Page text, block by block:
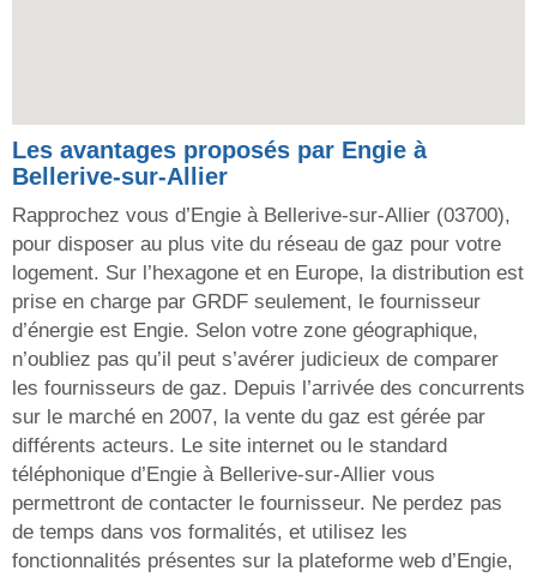
Les avantages proposés par Engie à
Bellerive-sur-Allier
Rapprochez vous d’Engie à Bellerive-sur-Allier (03700),
pour disposer au plus vite du réseau de gaz pour votre
logement. Sur l’hexagone et en Europe, la distribution est
prise en charge par GRDF seulement, le fournisseur
d’énergie est Engie. Selon votre zone géographique,
n’oubliez pas qu’il peut s’avérer judicieux de comparer
les fournisseurs de gaz. Depuis l’arrivée des concurrents
sur le marché en 2007, la vente du gaz est gérée par
différents acteurs. Le site internet ou le standard
téléphonique d’Engie à Bellerive-sur-Allier vous
permettront de contacter le fournisseur. Ne perdez pas
de temps dans vos formalités, et utilisez les
fonctionnalités présentes sur la plateforme web d’Engie,